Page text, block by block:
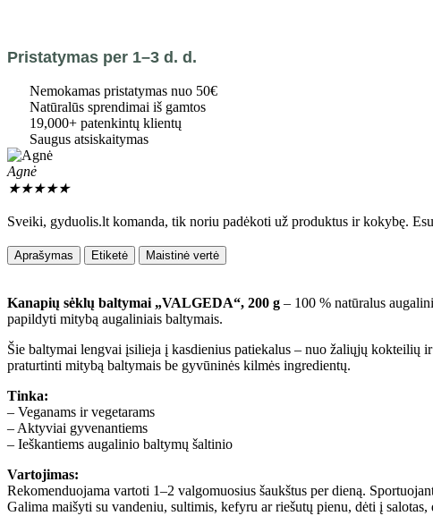
Pristatymas per 1–3 d. d.
Nemokamas pristatymas nuo 50€
Natūralūs sprendimai iš gamtos
19,000+ patenkintų klientų
Saugus atsiskaitymas
Agnė
★★★★★
Sveiki, gyduolis.lt komanda, tik noriu padėkoti už produktus ir kokybę.
Aprašymas Etiketė Maistinė vertė
Kanapių sėklų baltymai „VALGEDA“, 200 g – 100 % natūralus
papildyti mitybą augaliniais baltymais.
Šie baltymai lengvai įsilieja į kasdienius patiekalus – nuo žaliųjų kokteilių
praturtinti mitybą baltymais be gyvūninės kilmės ingredientų.
Tinka:
– Veganams ir vegetarams
– Aktyviai gyvenantiems
– Ieškantiems augalinio baltymų šaltinio
Vartojimas:
Rekomenduojama vartoti 1–2 valgomuosius šaukštus per dieną.
Galima maišyti su vandeniu, sultimis, kefyru ar riešutų pienu, dėti į